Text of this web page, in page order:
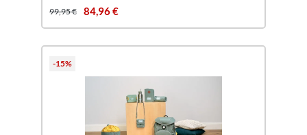
99,95 € 84,96 €
-15%